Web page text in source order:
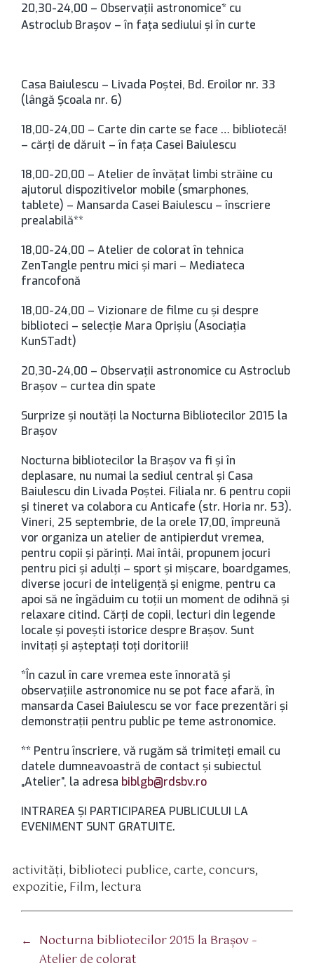
20,30-24,00 – Observaţii astronomice* cu
Astroclub Braşov – în faţa sediului şi în curte
Casa Baiulescu – Livada Poştei, Bd. Eroilor nr. 33
(lângă Şcoala nr. 6)
18,00-24,00 – Carte din carte se face … bibliotecă!
– cărţi de dăruit – în faţa Casei Baiulescu
18,00-20,00 – Atelier de învăţat limbi străine cu
ajutorul dispozitivelor mobile (smarphones,
tablete) – Mansarda Casei Baiulescu – înscriere
prealabilă**
18,00-24,00 – Atelier de colorat în tehnica
ZenTangle pentru mici şi mari – Mediateca
francofonă
18,00-24,00 – Vizionare de filme cu şi despre
biblioteci – selecţie Mara Oprişiu (Asociaţia
KunSTadt)
20,30-24,00 – Observaţii astronomice cu Astroclub
Braşov – curtea din spate
Surprize și noutăți la Nocturna Bibliotecilor 2015 la
Brașov
Nocturna bibliotecilor la Brașov va fi și în
deplasare, nu numai la sediul central și Casa
Baiulescu din Livada Poștei. Filiala nr. 6 pentru copii
și tineret va colabora cu Anticafe (str. Horia nr. 53).
Vineri, 25 septembrie, de la orele 17,00, împreună
vor organiza un atelier de antipierdut vremea,
pentru copii și părinți. Mai întâi, propunem jocuri
pentru pici și adulți – sport și mișcare, boardgames,
diverse jocuri de inteligență și enigme, pentru ca
apoi să ne îngăduim cu toții un moment de odihnă și
relaxare citind. Cărți de copii, lecturi din legende
locale și povești istorice despre Brașov. Sunt
invitați și așteptați toți doritorii!
*În cazul în care vremea este înnorată şi
observaţiile astronomice nu se pot face afară, în
mansarda Casei Baiulescu se vor face prezentări şi
demonstraţii pentru public pe teme astronomice.
** Pentru înscriere, vă rugăm să trimiteţi email cu
datele dumneavoastră de contact și subiectul
„Atelier”, la adresa biblgb@rdsbv.ro
INTRAREA ŞI PARTICIPAREA PUBLICULUI LA
EVENIMENT SUNT GRATUITE.
activităţi, biblioteci publice,carte,concurs,
expozitie, Film, lectura
← Nocturna bibliotecilor 2015 la Braşov –
Atelier de colorat